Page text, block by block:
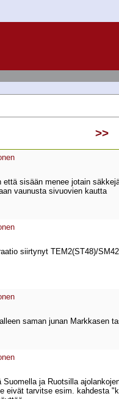
>>
että sisään menee jotain
vaunusta sivuovien kautta
siirtynyt TEM2(ST48)/
saman junan Markkasen
Suomella ja Ruotsilla
eivät tarvitse esim. kahdesta